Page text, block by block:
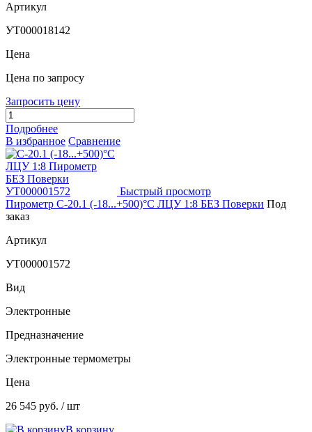
Артикул
УТ000018142
Цена
Цена по запросу
Запросить цену
Подробнее
В избранное Сравнение
Быстрый просмотр
Пирометр С-20.1 (-18...+500)°С ЛЦУ 1:8 БЕЗ Поверки Под
заказ
Артикул
УТ000001572
Вид
Электронные
Предназначение
Электронные термометры
Цена
26 545 руб. / шт